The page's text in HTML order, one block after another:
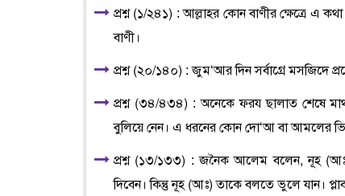
প্রশ্ন (১/২৪১) : আল্লাহর কোন বাণীর ক্ষেত্রে এ
বাণী।
প্রশ্ন (২০/১৪০) : জুম‘আর দিন সর্বাগ্রে মসজিদে
প্রশ্ন (৩৪/৪৩৪) : অনেকে ফরয ছালাত শেষে
বুলিয়ে নেন। এ ধরনের কোন দো‘আ বা আমলের
প্রশ্ন (১৩/১৩৩) : জনৈক আলেম বলেন, নূহ
দিবেন। কিন্তু নূহ (আঃ) তাকে বলতে ভুলে যান।